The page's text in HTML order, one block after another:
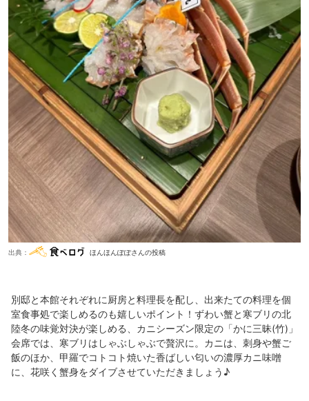
出典： ほんほんぽぽさんの投稿
別邸と本館それぞれに厨房と料理長を配し、出来たての料理を個
室食事処で楽しめるのも嬉しいポイント！ずわい蟹と寒ブリの北
陸冬の味覚対決が楽しめる、カニシーズン限定の「かに三昧(竹)」
会席では、寒ブリはしゃぶしゃぶで贅沢に。カニは、刺身や蟹ご
飯のほか、甲羅でコトコト焼いた香ばしい匂いの濃厚カニ味噌
に、花咲く蟹身をダイブさせていただきましょう♪